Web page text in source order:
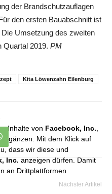
der Brandschutzauflagen
den ersten Bauabschnitt ist
Umsetzung des zweiten
Quartal 2019. PM
Kita Löwenzahn Eilenburg
Inhalte von Facebook, Inc.,
ergänzen. Mit dem Klick auf
dass wir diese und
Inc. anzeigen dürfen. Damit
an Drittplattformen
Nächster Artikel